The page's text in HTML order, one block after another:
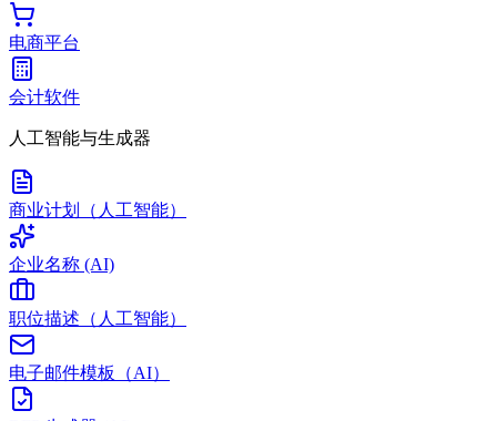
电商平台
会计软件
人工智能与生成器
商业计划（人工智能）
企业名称 (AI)
职位描述（人工智能）
电子邮件模板（AI）